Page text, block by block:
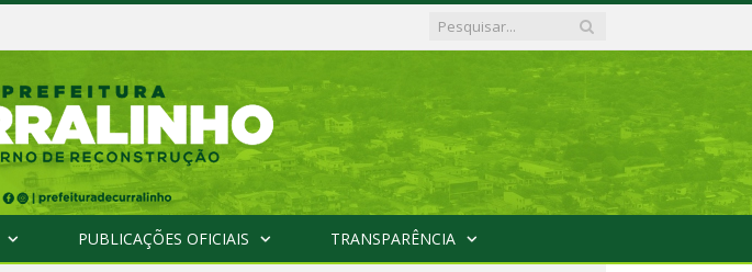
PUBLICAÇÕES OFICIAIS TRANSPARÊNCIA